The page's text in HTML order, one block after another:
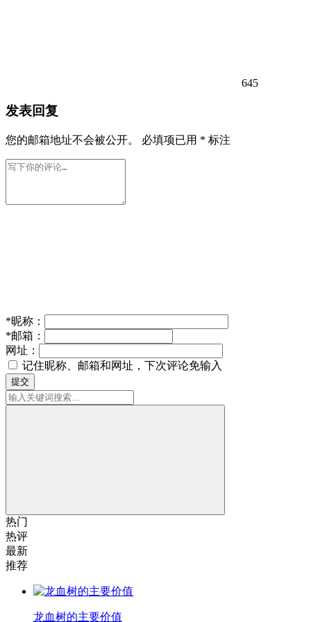
645
发表回复
您的邮箱地址不会被公开。 必填项已用 * 标注
*昵称：
*邮箱：
网址：
记住昵称、邮箱和网址，下次评论免输入
提交
热门
热评
最新
推荐
龙血树的主要价值